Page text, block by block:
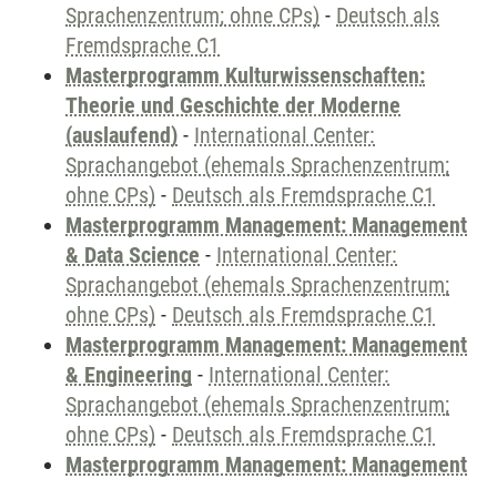
Sprachenzentrum; ohne CPs) - Deutsch als
Fremdsprache C1
Masterprogramm Kulturwissenschaften:
Theorie und Geschichte der Moderne
(auslaufend) - International Center:
Sprachangebot (ehemals Sprachenzentrum;
ohne CPs) - Deutsch als Fremdsprache C1
Masterprogramm Management: Management
& Data Science - International Center:
Sprachangebot (ehemals Sprachenzentrum;
ohne CPs) - Deutsch als Fremdsprache C1
Masterprogramm Management: Management
& Engineering - International Center:
Sprachangebot (ehemals Sprachenzentrum;
ohne CPs) - Deutsch als Fremdsprache C1
Masterprogramm Management: Management